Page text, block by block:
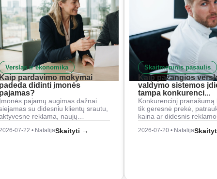
Verslas ir ekonomika
pardavimo mokymai
didinti įmonės
pajamų augimas dažnai
su didesniu klientų srautu,
reklama, naujų…
07-22 • NatalijaSkaityti →
Skaitmeninis pasaulis
Kaip pažangios
valdymo sistemos
tampa konkurenci...
Konkurencinį pranašumą
tik geresnė prekė,
kaina ar didesnis
2026-07-20 • Natalija